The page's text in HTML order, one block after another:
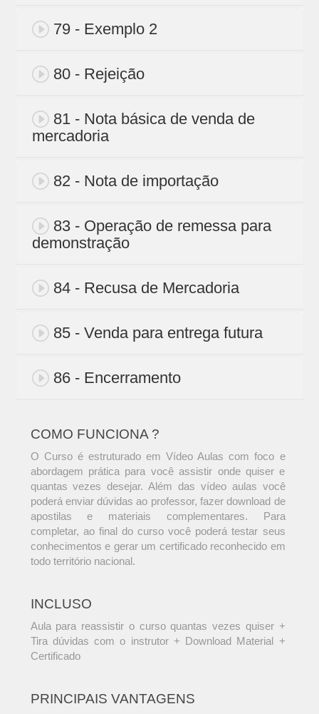
79 - Exemplo 2
80 - Rejeição
81 - Nota básica de venda de
mercadoria
82 - Nota de importação
83 - Operação de remessa para
demonstração
84 - Recusa de Mercadoria
85 - Venda para entrega futura
86 - Encerramento
COMO FUNCIONA ?
O Curso é estruturado em Vídeo Aulas com foco e
abordagem prática para você assistir onde quiser e
quantas vezes desejar. Além das vídeo aulas você
poderá enviar dúvidas ao professor, fazer download de
apostilas e materiais complementares. Para
completar, ao final do curso você poderá testar seus
conhecimentos e gerar um certificado reconhecido em
todo território nacional.
INCLUSO
Aula para reassistir o curso quantas vezes quiser +
Tira dúvidas com o instrutor + Download Material +
Certificado
PRINCIPAIS VANTAGENS